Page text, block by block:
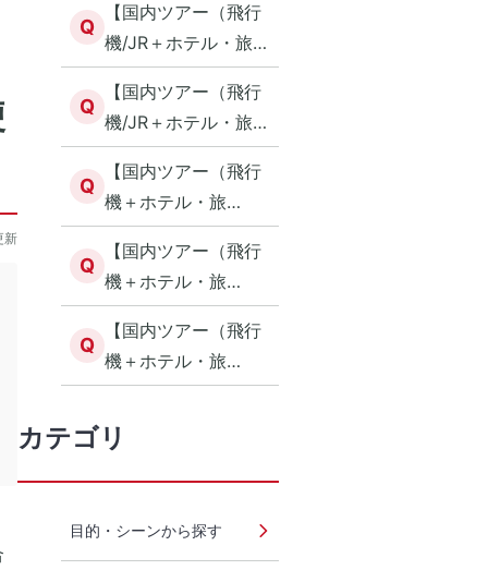
新
Q
【国内ツアー（飛行
機/JR＋ホテル・旅
館）】ご予約からご
出発まで
Q
【国内ツアー（飛行
機/JR＋ホテル・旅
館）】ご予約いただ
ける期間について
Q
【国内ツアー（飛行
機＋ホテル・旅
館）】0 - 2歳で座席
が必要な場合の予約
方法について
Q
【国内ツアー（飛行
機＋ホテル・旅
館）】旅行中に誕生
日を迎える場合の予
約方法について
Q
【国内ツアー（飛行
機＋ホテル・旅
館）】ご利用可能な
航空会社について
カテゴリ
目的・シーンから探す